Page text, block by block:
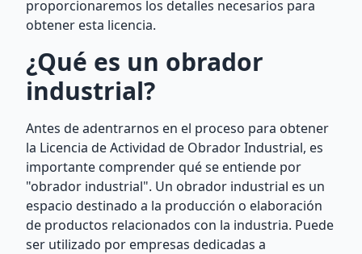
proporcionaremos los detalles necesarios para
obtener esta licencia.
¿Qué es un obrador
industrial?
Antes de adentrarnos en el proceso para obtener
la Licencia de Actividad de Obrador Industrial, es
importante comprender qué se entiende por
"obrador industrial". Un obrador industrial es un
espacio destinado a la producción o elaboración
de productos relacionados con la industria. Puede
ser utilizado por empresas dedicadas a